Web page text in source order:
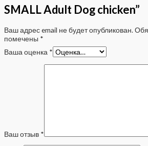
SMALL Adult Dog chicken”
Ваш адрес email не будет опубликован.
помечены *
Ваша оценка *
Ваш отзыв *